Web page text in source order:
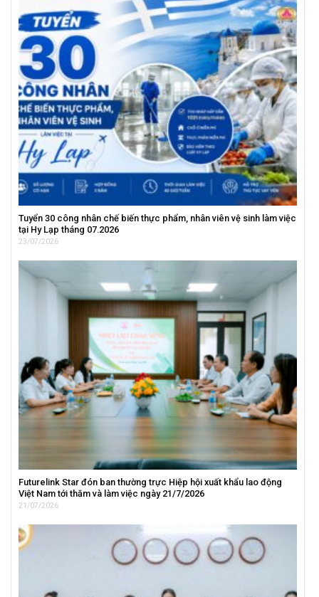
Tuyển 30 công nhân chế biến thực phẩm, nhân viên vệ sinh làm việc
tại Hy Lạp tháng 07.2026
23/07/2026
Futurelink Star đón ban thường trực Hiệp hội xuất khẩu lao động
Việt Nam tới thăm và làm việc ngày 21/7/2026
21/07/2026